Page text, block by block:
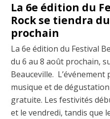
La 6e édition du
Rock se tiendra
prochain
La 6e édition du Festival
du 6 au 8 août prochain,
Beauceville.
musique et de
gratuite. Les festivités
et le vendredi, tandis que